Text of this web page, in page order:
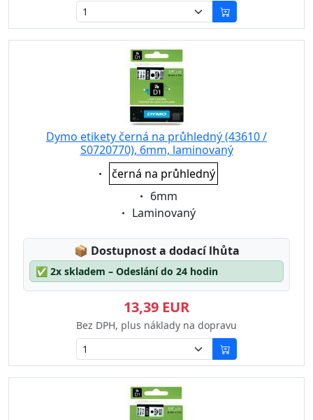
Dymo etikety černá na průhledný (43610 /
S0720770), 6mm, laminovaný
Eigenschaft:
černá na průhledný
Eigenschaft:
6mm
Eigenschaft:
Laminovaný
📦 Lagerstatus:
Dostupnost a dodací lhůta
✅ 2x skladem – Odeslání do 24 hodin
13,39 EUR
Bez DPH, plus náklady na dopravu